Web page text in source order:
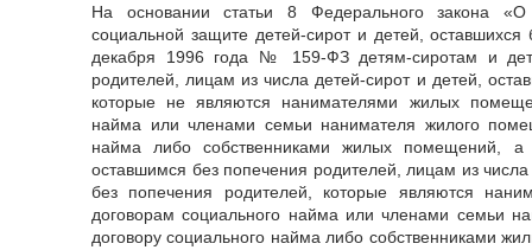
На основании статьи 8 Федерального закона «О
социальной защите детей-сирот и детей,
декабря 1996 года № 159-ФЗ детям-сиротам и
родителей, лицам из числа детей-сирот и детей,
которые не являются нанимателями жилых
найма или членами семьи нанимателя жилого
найма либо собственниками жилых помещений, а
оставшимся без попечения родителей, лицам из
без попечения родителей, которые являются
договорам социального найма или членами семьи
договору социального найма либо собственниками